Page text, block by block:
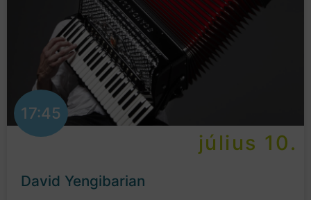
17:45
július 10.
David Yengibarian